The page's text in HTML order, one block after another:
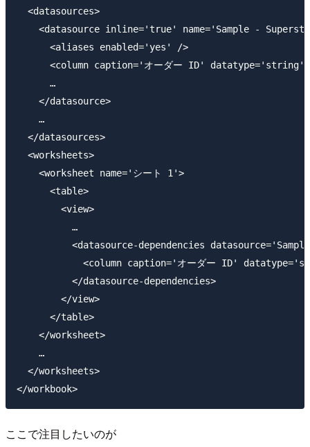
  <datasources>
<datasource inline='true' name='Sample -
      <aliases enabled='yes' />
<column caption='オーダー ID'
      …
    </datasource>
    …
  </datasources>
  <worksheets>
    <worksheet name='シート 1'>
      <table>
        <view>
          …
<datasource-dependencies
<column caption='オーダー ID'
          </datasource-dependencies>
        </view>
      </table>
    </worksheet>
    …
  </worksheets>
ここで注目したいのが